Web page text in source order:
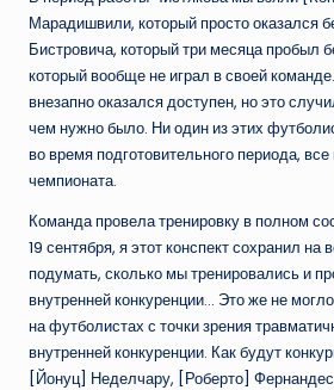
Марадишвили, который просто оказался
Бистровича, который три месяца пробыл
который вообще не играл в своей
внезапно оказался доступен, но это
чем нужно было. Ни один из этих
во время подготовительного периода,
чемпионата.
Команда провела тренировку в полном
19 сентября, я этот конспект сохранил
подумать, сколько мы тренировались и
внутренней конкуренции… Это же не
на футболистах с точки зрения
внутренней конкуренции. Как будут
[Йонуц] Неделчару, [Роберто]